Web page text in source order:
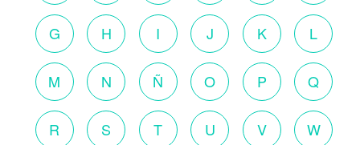
G H I J K L
M N Ñ O P Q
R S T U V W